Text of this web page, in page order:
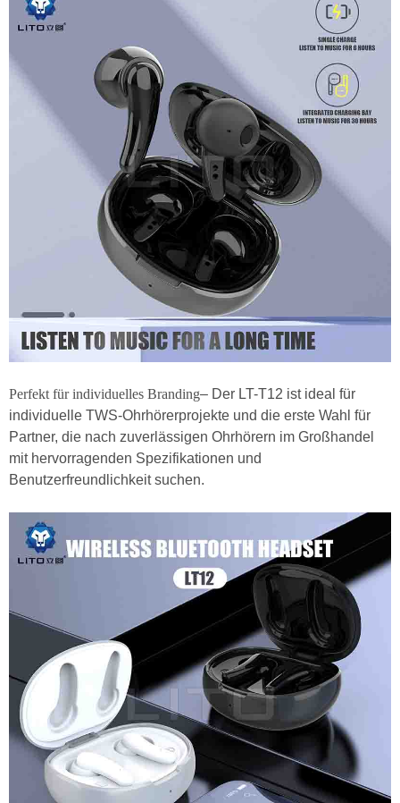
Perfekt für individuelles Branding– Der LT-T12 ist ideal für
individuelle TWS-Ohrhörerprojekte und die erste Wahl für
Partner, die nach zuverlässigen Ohrhörern im Großhandel
mit hervorragenden Spezifikationen und
Benutzerfreundlichkeit suchen.